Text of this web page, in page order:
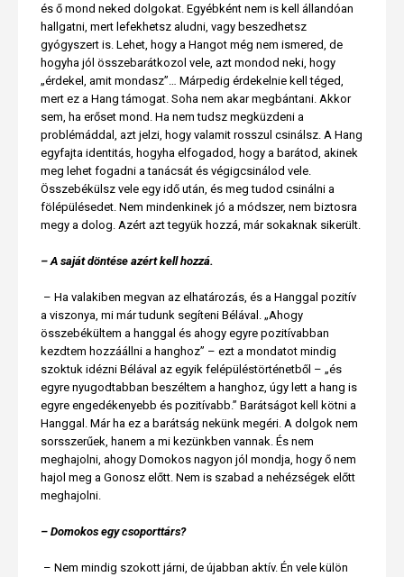
és ő mond neked dolgokat. Egyébként nem is kell állandóan
hallgatni, mert lefekhetsz aludni, vagy beszedhetsz
gyógyszert is. Lehet, hogy a Hangot még nem ismered, de
hogyha jól összebarátkozol vele, azt mondod neki, hogy
„érdekel, amit mondasz”… Márpedig érdekelnie kell téged,
mert ez a Hang támogat. Soha nem akar megbántani. Akkor
sem, ha erőset mond. Ha nem tudsz megküzdeni a
problémáddal, azt jelzi, hogy valamit rosszul csinálsz. A Hang
egyfajta identitás, hogyha elfogadod, hogy a barátod, akinek
meg lehet fogadni a tanácsát és végigcsinálod vele.
Összebékülsz vele egy idő után, és meg tudod csinálni a
fölépülésedet. Nem mindenkinek jó a módszer, nem biztosra
megy a dolog. Azért azt tegyük hozzá, már sokaknak sikerült.
– A saját döntése azért kell hozzá.
– Ha valakiben megvan az elhatározás, és a Hanggal pozitív
a viszonya, mi már tudunk segíteni Bélával. „Ahogy
összebékültem a hanggal és ahogy egyre pozitívabban
kezdtem hozzáállni a hanghoz” – ezt a mondatot mindig
szoktuk idézni Bélával az egyik felépüléstörténetből – „és
egyre nyugodtabban beszéltem a hanghoz, úgy lett a hang is
egyre engedékenyebb és pozitívabb.” Barátságot kell kötni a
Hanggal. Már ha ez a barátság nekünk megéri. A dolgok nem
sorsszerűek, hanem a mi kezünkben vannak. És nem
meghajolni, ahogy Domokos nagyon jól mondja, hogy ő nem
hajol meg a Gonosz előtt. Nem is szabad a nehézségek előtt
meghajolni.
– Domokos egy csoporttárs?
– Nem mindig szokott járni, de újabban aktív. Én vele külön